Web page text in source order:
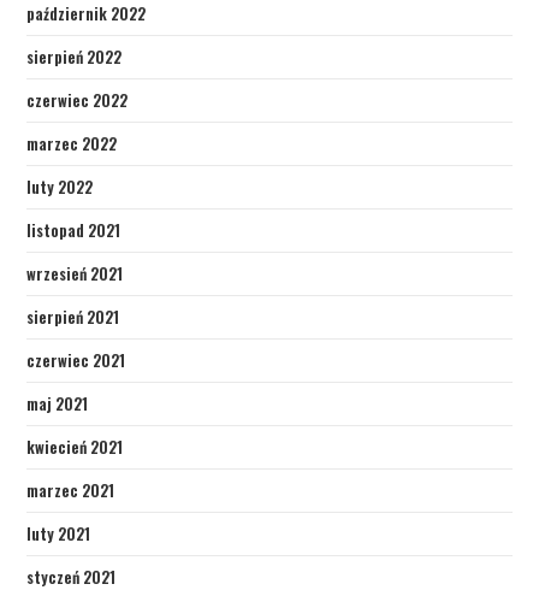
październik 2022
sierpień 2022
czerwiec 2022
marzec 2022
luty 2022
listopad 2021
wrzesień 2021
sierpień 2021
czerwiec 2021
maj 2021
kwiecień 2021
marzec 2021
luty 2021
styczeń 2021